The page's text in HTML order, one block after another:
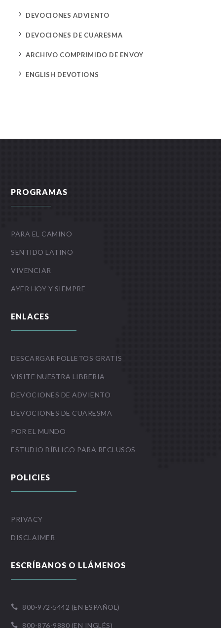
5 DEVOCIONES ADVIENTO
5 DEVOCIONES DE CUARESMA
5 ARCHIVO COMPRIMIDO DE ENVOY
5 ENGLISH DEVOTIONS
PROGRAMAS
PARA EL CAMINO
SENTIDO LATINO
VIVENCIAR
AYER HOY Y SIEMPRE
ENLACES
DESCARGAR FOLLETOS GRATIS
VISITE NUESTRA LIBRERIA
DEVOCIONES DE ADVIENTO
DEVOCIONES DE CUARESMA
POR EL MUNDO
ESTUDIO BÍBLICO PARA RECLUSOS
POLICIES
PRIVACY
DISCLAIMER
ESCRÍBANOS O LLÁMENOS
 800-972-5442 (EN ESPAÑOL)
 800-876-9880 (EN INGLÉS)